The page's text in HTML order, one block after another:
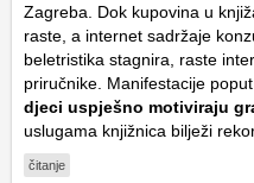
Zagreba. Dok kupovina u
raste, a internet sadržaje
beletristika stagnira, raste
priručnike. Manifestacije poput
djeci uspješno motiviraju
uslugama knjižnica bilježi
čitanje